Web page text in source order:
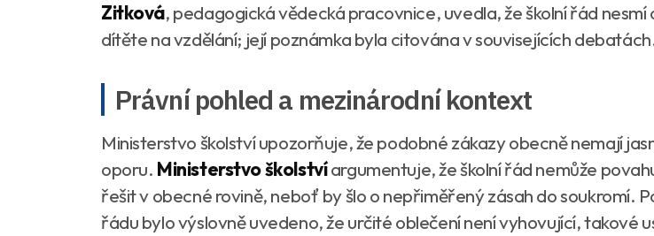
Zitková, pedagogická vědecká pracovnice, uvedla, že školní řád
dítěte na vzdělání; její poznámka byla citována v souvisejících
Právní pohled a mezinárodní kontext
Ministerstvo školství upozorňuje, že podobné zákazy obecně nemají
oporu. Ministerstvo školstvíargumentuje, že školní řád nemůže
řešit v obecné rovině, neboť by šlo o nepřiměřený zásah do soukromí.
řádu bylo výslovně uvedeno, že určité oblečení není vyhovující, takové